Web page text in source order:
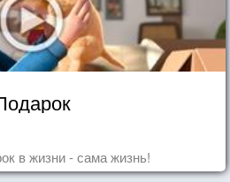
в жизни - сама жизнь!